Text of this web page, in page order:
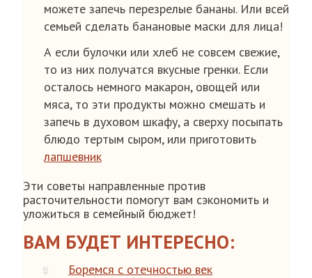
можете запечь перезрелые бананы. Или всей
семьей сделать банановые маски для лица!
А если булочки или хлеб не совсем свежие,
то из них получатся вкусные гренки. Если
осталось немного макарон, овощей или
мяса, то эти продукты можно смешать и
запечь в духовом шкафу, а сверху посыпать
блюдо тертым сыром, или приготовить
лапшевник
Эти советы направленные против
расточительности помогут вам сэкономить и
уложиться в семейный бюджет!
ВАМ БУДЕТ ИНТЕРЕСНО:
Боремся с отечностью век